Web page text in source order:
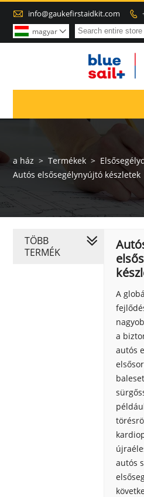
 info@gaukefirstaidkit.com 
magyar 
a ház > Termékek >
Autós elsősegélynyújtó készletek
A
a
autós
autós
TÖBB
TERMÉK